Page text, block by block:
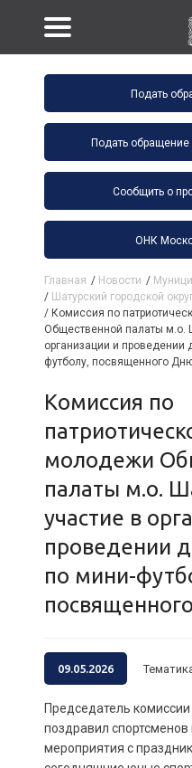
Подать
Подать
Сообщить о
ОНК
Главная / Новости /
/ Шатурский городской
/ Комиссия по
Общественной палаты м.о.
организации и проведении
футболу, посвященного
Комиссия по
молодежи
палаты м.о.
участие в
проведении
по мини-
09.05.2026
Председатель
поздравил спортсменов
мероприятия с